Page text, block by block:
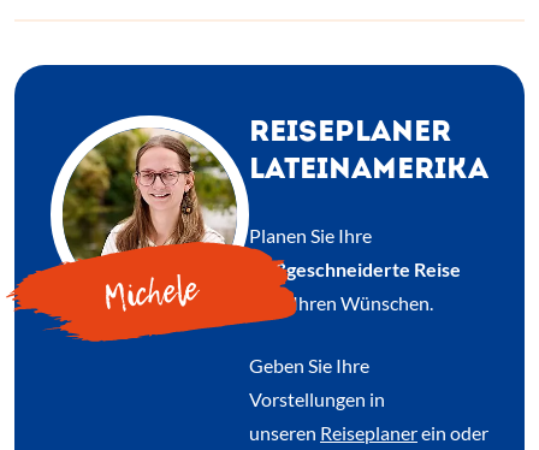
Michele
REISEPLANER
LATEINAMERIKA
Planen Sie Ihre
maßgeschneiderte Reise
nach Ihren Wünschen.
Geben Sie Ihre
Vorstellungen in
unseren Reiseplanerein oder